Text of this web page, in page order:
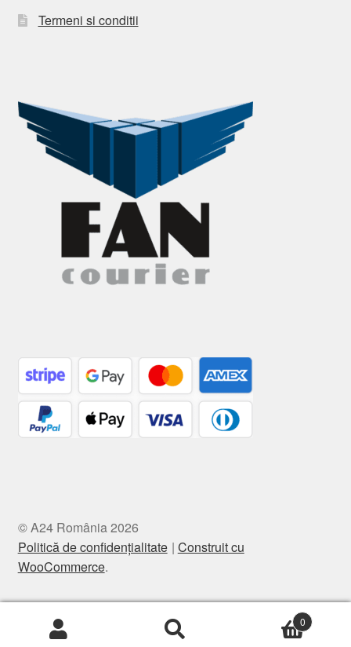
Termeni si conditii
© A24 România 2026
Politică de confidențialitate Construit cu
WooCommerce.
0